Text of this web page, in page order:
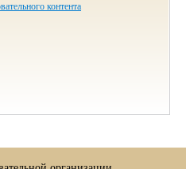
контента